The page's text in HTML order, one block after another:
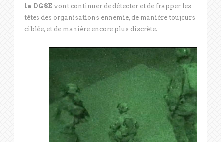
la DGSE vont continuer de détecter et de frapper les
têtes des organisations ennemie, de manière toujours
ciblée, et de manière encore plus discrète.